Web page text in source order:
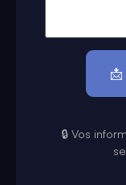
🔒 Vos